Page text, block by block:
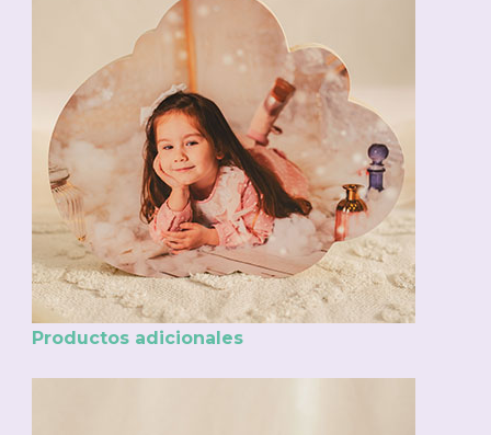
Productos adicionales